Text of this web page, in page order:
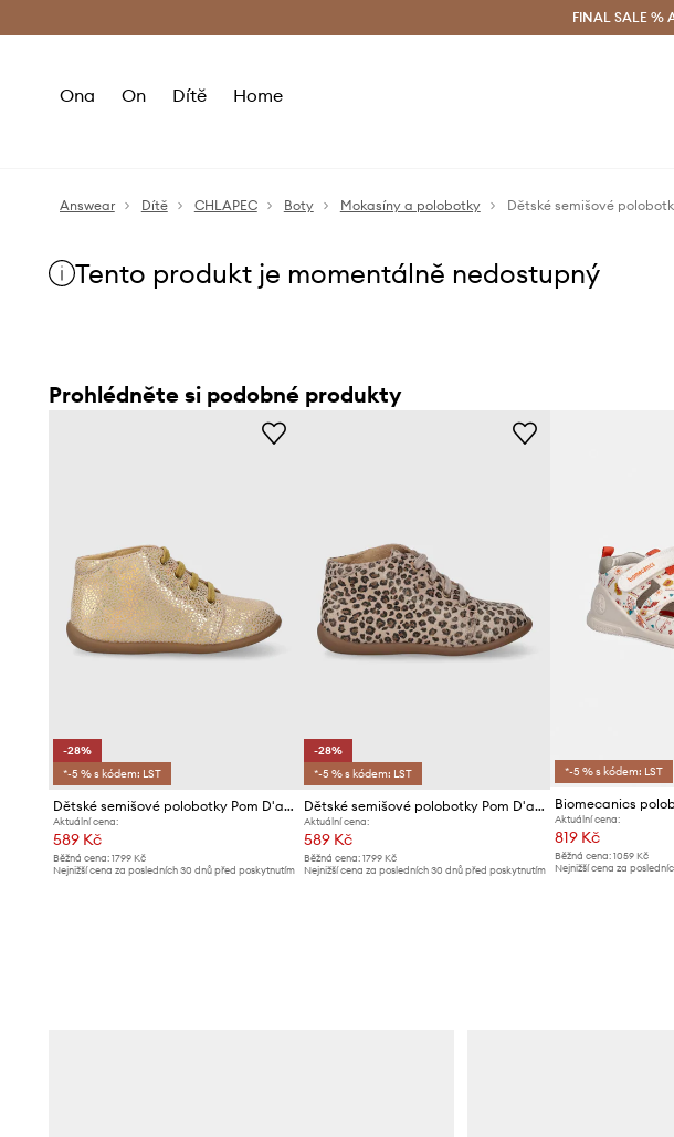
Doručení a vrácení zdarma (od 1800 Kč)
FINAL SALE %
Ona On Dítě Home
Answear Dítě CHLAPEC Boty Mokasíny a polobotky Dětské semišové
Tento produkt je momentálně nedostupný
Prohlédněte si podobné produkty
-28%
*-5 % s kódem: LST
Dětské semišové polobotky Pom D'api
Aktuální cena:
589 Kč
Běžná cena: 1799 Kč
Nejnižší cena za posledních 30 dnů před poskytnutím
-28%
*-5 % s kódem: LST
Dětské semišové polobotky Pom D'api
Aktuální cena:
589 Kč
Běžná cena:1799 Kč
Nejnižší cena za posledních 30 dnů před poskytnutím
*-5 % s kódem: LST
Biomecanics
Aktuální cena:
819 Kč
Běžná cena: 1059 Kč
Nejnižší cena za